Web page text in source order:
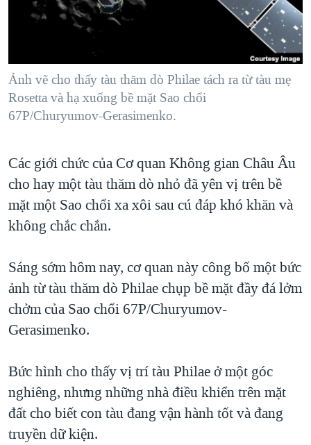
"Tìm"NGƯỜI VIỆT HẢI NGOẠI
KINH TẾ
SỨC KHOẺ
THỂ THAO
GIÁO DỤC
TẠI
HÀNH TRÌNH BẦU CỬ 2024
MỘT NĂM CHIẾN TRANH TẠI DẢI GAZA
GIẢI MÃ VÀNH ĐAI & CON ĐƯỜNG
NGÀY TỊ NẠN THẾ GIỚI
CHI PHÍ CHIẾN TRANH AFGHANISTAN
CÁC GIÁ TRỊ CỘNG HÒA Ở VIỆT NAM
THƯỢNG ĐỈNH TRUMP-KIM TẠI VIỆT NAM
NGƯ DÂN VIỆT VÀ LÀN SÓNG TRỘM HẢI SÂM
BÊN KIA QUỐC LỘ: TIẾNG VỌNG TỪ NÔNG THÔN MỸ
QUAN HỆ VIỆT MỸ
VIDEO
MẠNG XÃ HỘI
Ảnh vẽ cho thấy tàu thăm dò Philae tách ra từ tàu mẹ
Rosetta và hạ xuống bề mặt Sao chổi
67P/Churyumov-Gerasimenko.
Các giới chức của Cơ quan Không gian Châu Âu
cho hay một tàu thăm dò nhỏ đã yên vị trên bề
mặt một Sao chổi xa xôi sau cú đáp khó khăn và
không chắc chắn.
Sáng sớm hôm nay, cơ quan này công bố một bức
ảnh từ tàu thăm dò Philae chụp bề mặt đầy đá lởm
chởm của Sao chổi 67P/Churyumov-
Gerasimenko.
Bức hình cho thấy vị trí tàu Philae ở một góc
nghiêng, nhưng những nhà điều khiển trên mặt
đất cho biết con tàu đang vận hành tốt và đang
truyền dữ kiện.